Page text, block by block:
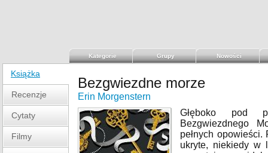
Kategorie Grupy Nowości
Książka
Recenzje
Cytaty
Filmy
Bezgwiezdne morze
Erin Morgenstern
Głęboko pod
Bezgwiezdnego
pełnych
ukryte, niekiedy w